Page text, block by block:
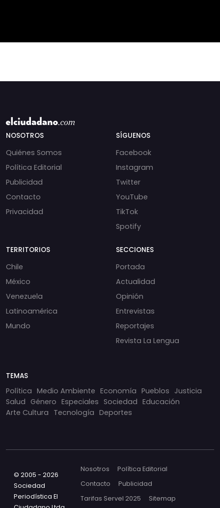
NOSOTROS
Quiénes Somos
Política Editorial
Publicidad
Contacto
Privacidad
SÍGUENOS
Facebook
Instagram
Twitter
YouTube
TikTok
Spotify
TERRITORIOS
Chile
México
Venezuela
Latinoamérica
Mundo
SECCIONES
Portada
Actualidad
Opinión
Entrevistas
Reportajes
Revista La Lengua
TEMAS
Política Medio Ambiente Economía Pueblos Justicia
Salud Género Especiales Sociedad Educación
Arte Cultura Tecnología Deportes
© 2005 - 2026
Sociedad
Periodística El
Nosotros
Política Editorial
Contacto
Publicidad
Tarifas Servel 2025
Sitemap